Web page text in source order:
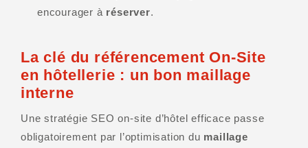
encourager à réserver.
La clé du référencement On-Site
en hôtellerie : un bon maillage
interne
Une stratégie SEO on-site d’hôtel efficace passe
obligatoirement par l’optimisation du maillage